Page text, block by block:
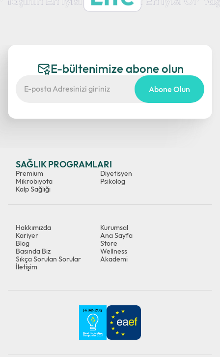
E-bültenimize abone olun
Abone Olun
SAĞLIK PROGRAMLARI
Premium
Mikrobiyota
Kalp Sağlığı
Diyetisyen
Psikolog
Hakkımızda
Kurumsal
Kariyer
Ana Sayfa
Blog
Store
Basında Biz
Wellness
Sıkça Sorulan Sorular
Akademi
İletişim